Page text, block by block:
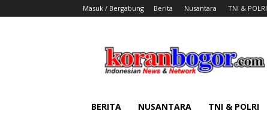
Masuk / Bergabung Berita Nusantara TNI & POLRI
Bogor
BERITA NUSANTARA TNI & POLRI